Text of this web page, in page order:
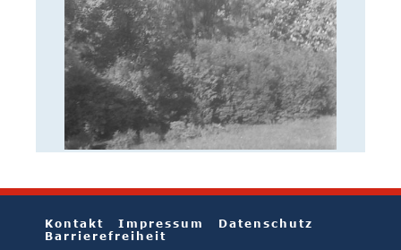
Kontakt Impressum
Datenschutz
Barrierefreiheit